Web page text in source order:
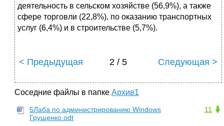
деятельность в сельском хозяйстве (56,9%), а также
сфере торговли (22,8%), по оказанию транспортных
услуг (6,4%) и в строительстве (5,7%).
< Предыдущая 2 / 5 Следующая >
Соседние файлы в папке Архив1
11
5Лаба по администрированию Windows
Грущенко.odt